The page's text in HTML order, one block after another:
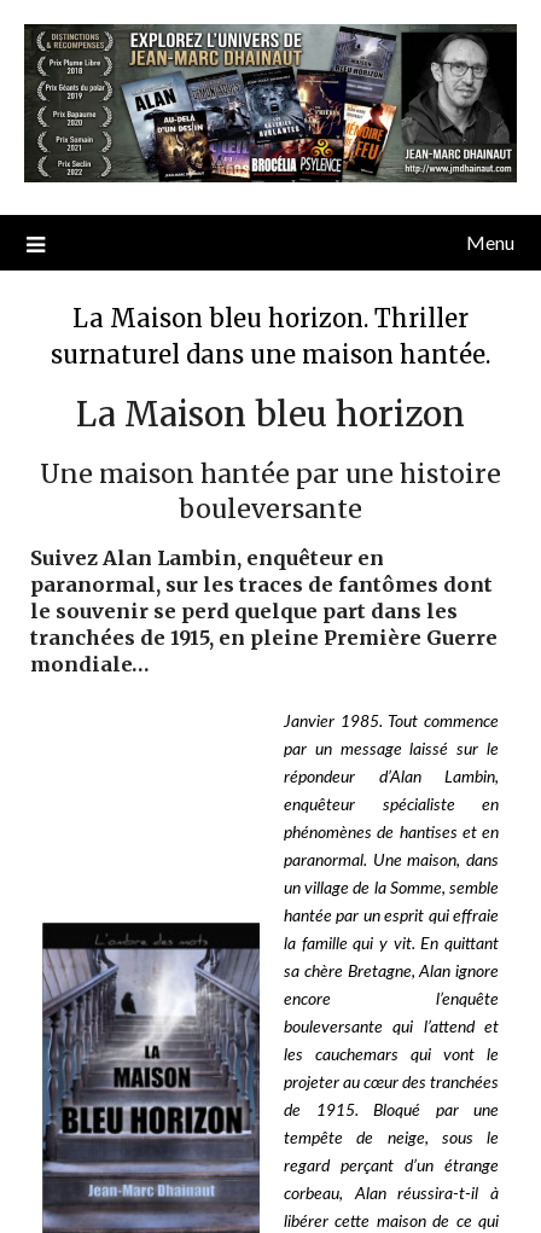
Menu
La Maison bleu horizon. Thriller
surnaturel dans une maison hantée.
La Maison bleu horizon
Une maison hantée par une histoire
bouleversante
Suivez Alan Lambin, enquêteur en
paranormal, sur les traces de fantômes dont
le souvenir se perd quelque part dans les
tranchées de 1915, en pleine Première Guerre
mondiale…
Janvier 1985. Tout commence
par un message laissé sur le
répondeur d’Alan Lambin,
enquêteur spécialiste en
phénomènes de hantises et en
paranormal. Une maison, dans
un village de la Somme, semble
hantée par un esprit qui effraie
la famille qui y vit. En quittant
sa chère Bretagne, Alan ignore
encore l’enquête
bouleversante qui l’attend et
les cauchemars qui vont le
projeter au cœur des tranchées
de 1915. Bloqué par une
tempête de neige, sous le
regard perçant d’un étrange
corbeau, Alan réussira-t-il à
libérer cette maison de ce qui